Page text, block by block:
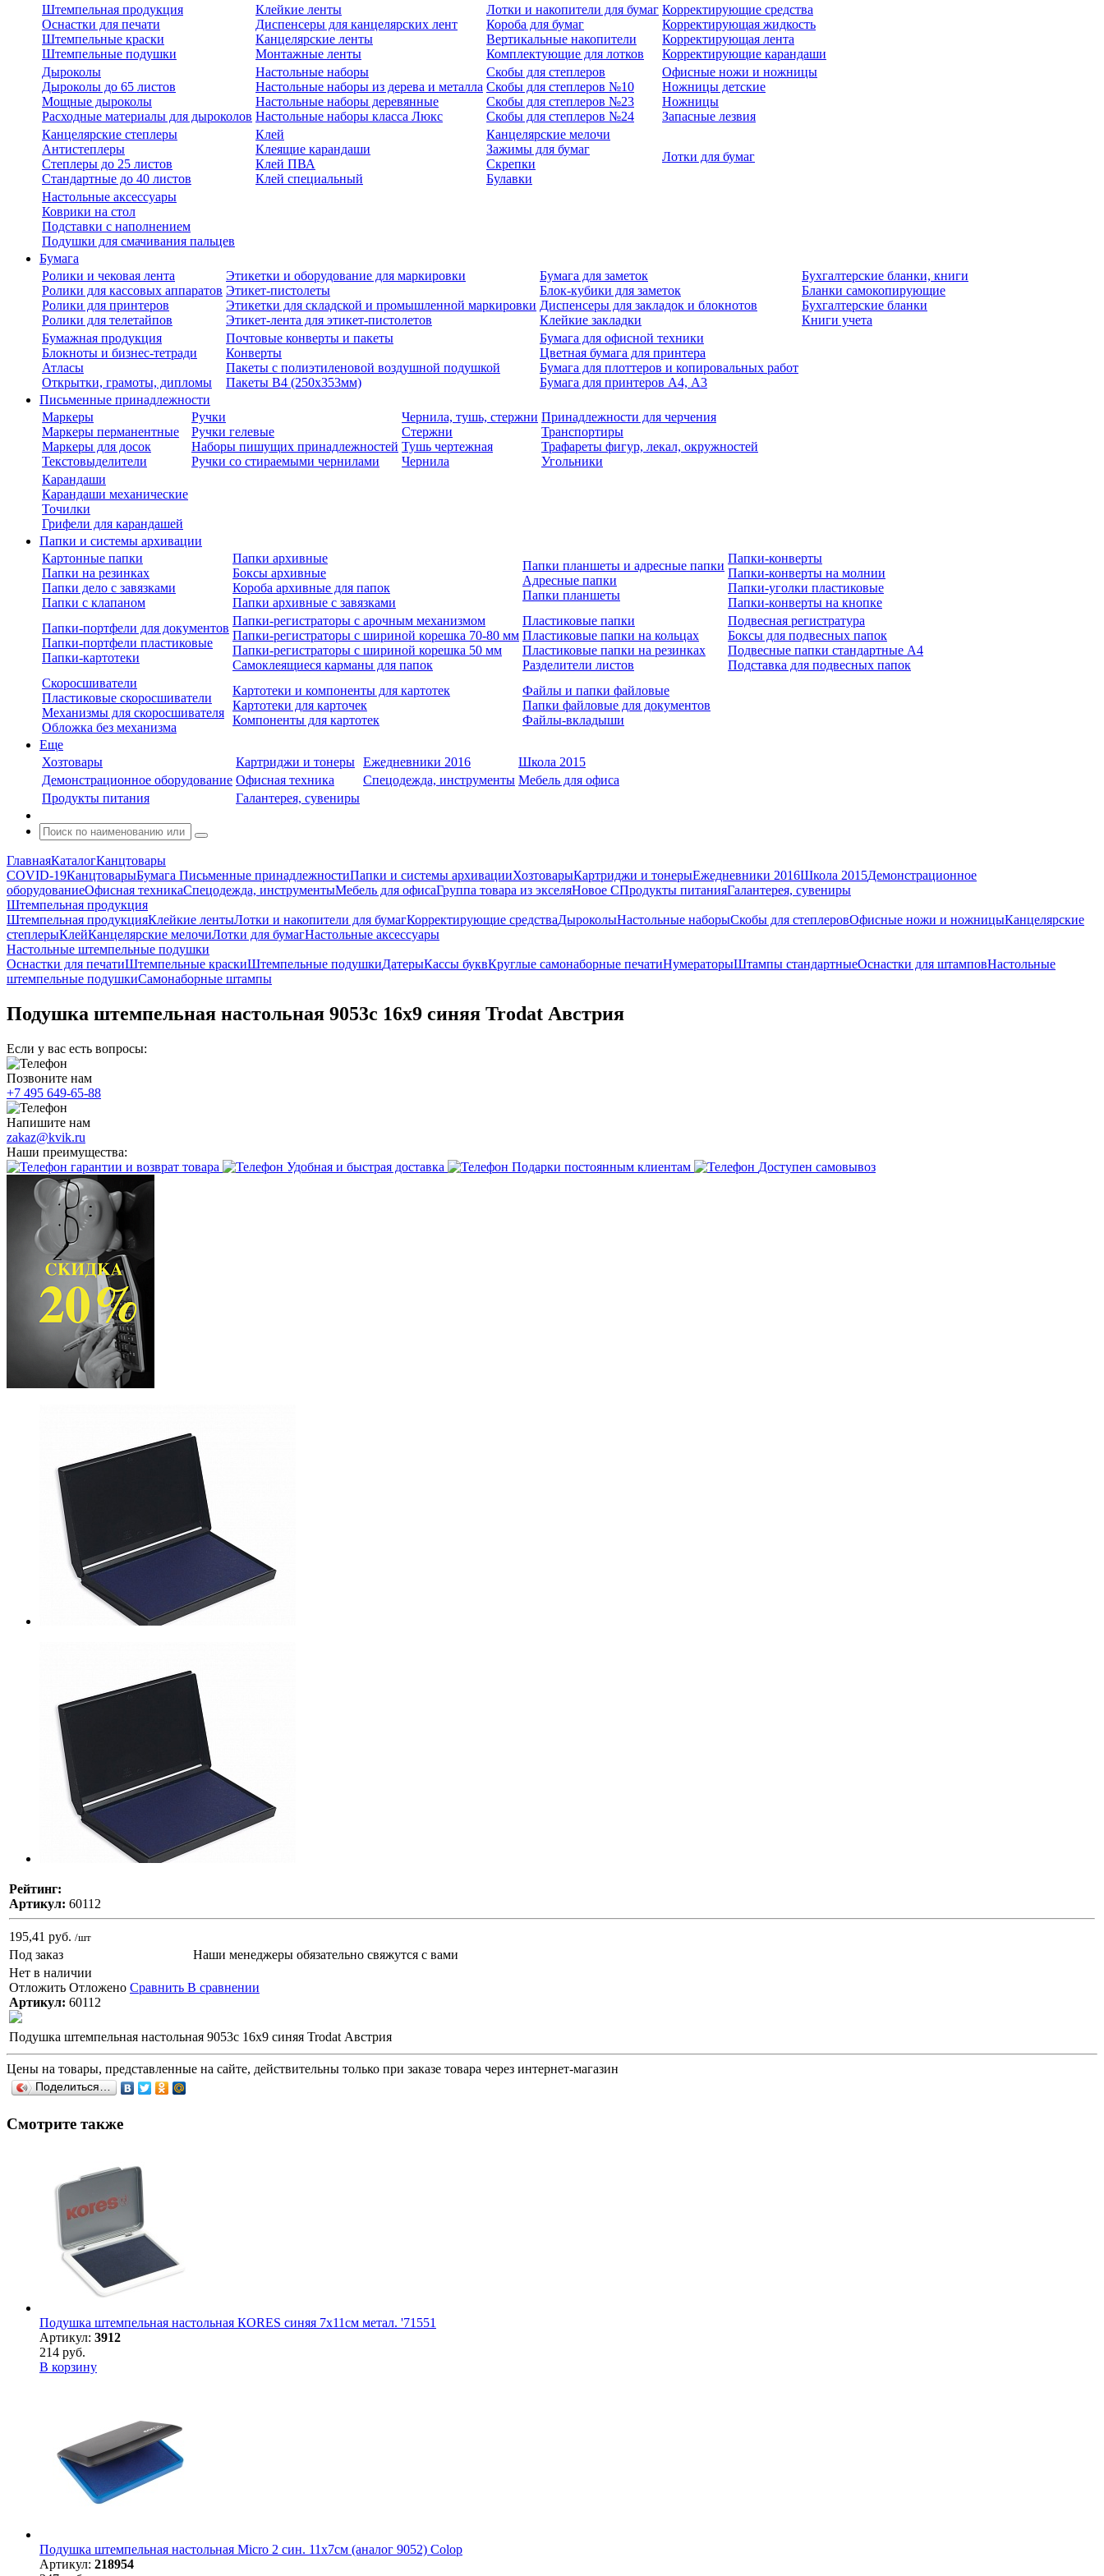
Штемпельная продукция
Оснастки для печати
Штемпельные краски
Штемпельные подушки
Клейкие ленты
Диспенсеры для канцелярских лент
Канцелярские ленты
Монтажные ленты
Лотки и накопители для бумаг
Короба для бумаг
Вертикальные накопители
Комплектующие для лотков
Корректирующие средства
Корректирующая жидкость
Корректирующая лента
Корректирующие карандаши
Дыроколы
Дыроколы до 65 листов
Мощные дыроколы
Расходные материалы для дыроколов
Настольные наборы
Настольные наборы из дерева и металла
Настольные наборы деревянные
Настольные наборы класса Люкс
Скобы для степлеров
Скобы для степлеров №10
Скобы для степлеров №23
Скобы для степлеров №24
Офисные ножи и ножницы
Ножницы детские
Ножницы
Запасные лезвия
Канцелярские степлеры
Антистеплеры
Степлеры до 25 листов
Стандартные до 40 листов
Клей
Клеящие карандаши
Клей ПВА
Клей специальный
Канцелярские мелочи
Зажимы для бумаг
Скрепки
Булавки
Лотки для бумаг
Настольные аксессуары
Коврики на стол
Подставки с наполнением
Подушки для смачивания пальцев
Бумага
Ролики и чековая лента
Ролики для кассовых аппаратов
Ролики для принтеров
Ролики для телетайпов
Этикетки и оборудование для маркировки
Этикет-пистолеты
Этикетки для складской и промышленной маркировки
Этикет-лента для этикет-пистолетов
Бумага для заметок
Блок-кубики для заметок
Диспенсеры для закладок и блокнотов
Клейкие закладки
Бухгалтерские бланки, книги
Бланки самокопирующие
Бухгалтерские бланки
Книги учета
Бумажная продукция
Блокноты и бизнес-тетради
Атласы
Открытки, грамоты, дипломы
Почтовые конверты и пакеты
Конверты
Пакеты с полиэтиленовой воздушной подушкой
Пакеты В4 (250х353мм)
Бумага для офисной техники
Цветная бумага для принтера
Бумага для плоттеров и копировальных работ
Бумага для принтеров А4, А3
Письменные принадлежности
Маркеры
Маркеры перманентные
Маркеры для досок
Текстовыделители
Ручки
Ручки гелевые
Наборы пишущих принадлежностей
Ручки со стираемыми чернилами
Чернила, тушь, стержни
Стержни
Тушь чертежная
Чернила
Принадлежности для черчения
Транспортиры
Трафареты фигур, лекал, окружностей
Угольники
Карандаши
Карандаши механические
Точилки
Грифели для карандашей
Папки и системы архивации
Картонные папки
Папки на резинках
Папки дело с завязками
Папки с клапаном
Папки архивные
Боксы архивные
Короба архивные для папок
Папки архивные с завязками
Папки планшеты и адресные папки
Адресные папки
Папки планшеты
Папки-конверты
Папки-конверты на молнии
Папки-уголки пластиковые
Папки-конверты на кнопке
Папки-портфели для документов
Папки-портфели пластиковые
Папки-картотеки
Папки-регистраторы с арочным механизмом
Папки-регистраторы с шириной корешка 70-80 мм
Папки-регистраторы с шириной корешка 50 мм
Самоклеящиеся карманы для папок
Пластиковые папки
Пластиковые папки на кольцах
Пластиковые папки на резинках
Разделители листов
Подвесная регистратура
Боксы для подвесных папок
Подвесные папки стандартные А4
Подставка для подвесных папок
Скоросшиватели
Пластиковые скоросшиватели
Механизмы для скоросшивателя
Обложка без механизма
Картотеки и компоненты для картотек
Картотеки для карточек
Компоненты для картотек
Файлы и папки файловые
Папки файловые для документов
Файлы-вкладыши
Еще
Хозтовары
Картриджи и тонеры Ежедневники 2016
Школа 2015
Демонстрационное оборудование Офисная техника Спецодежда, инструменты Мебель для офиса
Продукты питания
Галантерея, сувениры
ГлавнаяКаталогКанцтовары
COVID-19КанцтоварыБумага Письменные принадлежностиПапки и системы архивацииХозтоварыКартриджи и тонерыЕжедневники 2016Школа 2015Демонстрационное
оборудованиеОфисная техникаСпецодежда, инструментыМебель для офисаГруппа товара из экселяНовое СПродукты питанияГалантерея, сувениры
Штемпельная продукция
Штемпельная продукцияКлейкие лентыЛотки и накопители для бумагКорректирующие средстваДыроколыНастольные наборыСкобы для степлеровОфисные ножи и ножницыКанцелярские
степлерыКлейКанцелярские мелочиЛотки для бумагНастольные аксессуары
Настольные штемпельные подушки
Оснастки для печатиШтемпельные краскиШтемпельные подушкиДатерыКассы буквКруглые самонаборные печатиНумераторыШтампы стандартныеОснастки для штамповНастольные
штемпельные подушкиСамонаборные штампы
Подушка штемпельная настольная 9053с 16х9 синяя Trodat Австрия
Если у вас есть вопросы:
Позвоните нам
+7 495 649-65-88
Напишите нам
zakaz@kvik.ru
Наши преимущества:
гарантии и возврат товара
Удобная и быстрая доставка Подарки постоянным клиентам Доступен самовывоз
Рейтинг:
Артикул: 60112
195,41 руб. /шт
Под заказ
Наши менеджеры обязательно свяжутся с вами
Нет в наличии
Отложить Отложено Сравнить В сравнении
Артикул: 60112
Подушка штемпельная настольная 9053с 16х9 синяя Trodat Австрия
Цены на товары, представленные на сайте, действительны только при заказе товара через интернет-магазин
Поделиться…
Смотрите также
Подушка штемпельная настольная КORES синяя 7х11см метал. '71551
Артикул: 3912
214 руб.
В корзину
Подушка штемпельная настольная Micro 2 син. 11х7см (аналог 9052) Colop
Артикул: 218954